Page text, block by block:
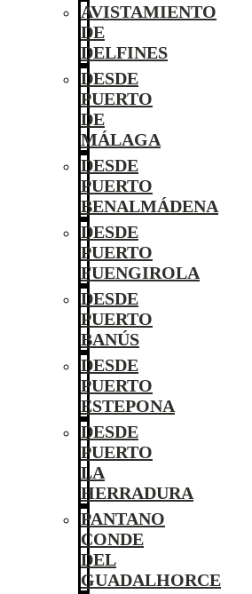
AVISTAMIENTO
DE
DELFINES
DESDE
PUERTO
DE
MÁLAGA
DESDE
PUERTO
BENALMÁDENA
DESDE
PUERTO
FUENGIROLA
DESDE
PUERTO
BANÚS
DESDE
PUERTO
ESTEPONA
DESDE
PUERTO
LA
HERRADURA
PANTANO
CONDE
DEL
GUADALHORCE